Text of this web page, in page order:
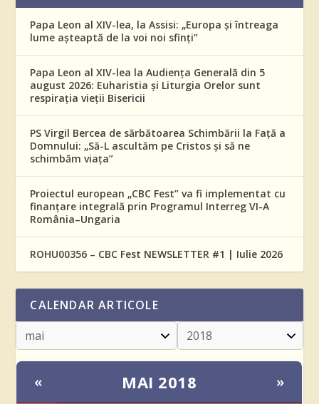
Papa Leon al XIV-lea, la Assisi: „Europa și întreaga
lume așteaptă de la voi noi sfinți”
Papa Leon al XIV-lea la Audiența Generală din 5
august 2026: Euharistia și Liturgia Orelor sunt
respirația vieții Bisericii
PS Virgil Bercea de sărbătoarea Schimbării la Față a
Domnului: „Să-L ascultăm pe Cristos și să ne
schimbăm viața”
Proiectul european „CBC Fest” va fi implementat cu
finanțare integrală prin Programul Interreg VI-A
România–Ungaria
ROHU00356 – CBC Fest NEWSLETTER #1 | Iulie 2026
CALENDAR ARTICOLE
« MAI 2018 »